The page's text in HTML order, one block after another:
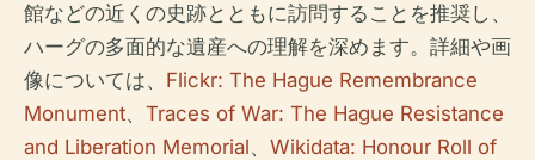
館などの近くの史跡とともに訪問することを推奨し、
ハーグの多面的な遺産への理解を深めます。詳細や画
像については、 Flickr: The Hague Remembrance
Monument、 Traces of War: The Hague Resistance
and Liberation Memorial、 Wikidata: Honour Roll of